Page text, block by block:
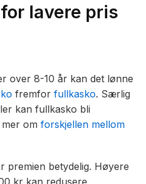
lavere pris
over 8-10 år kan det lønne
fremfor fullkasko. Særlig
kan fullkasko bli
om forskjellen mellom
premien betydelig. Høyere